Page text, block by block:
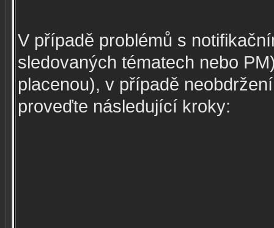
V případě problémů s
sledovaných tématech nebo
placenou), v případě
proveďte následující kroky: